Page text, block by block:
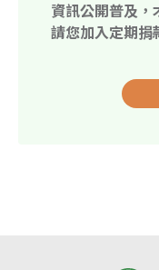
資訊公開普及
請您加入定期捐